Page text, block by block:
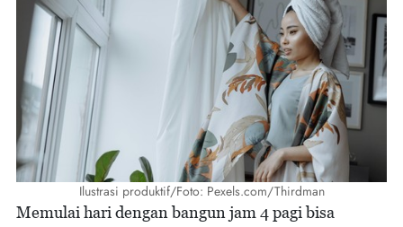
Ilustrasi produktif/Foto: Pexels.com/Thirdman
Memulai hari dengan bangun jam 4 pagi bisa